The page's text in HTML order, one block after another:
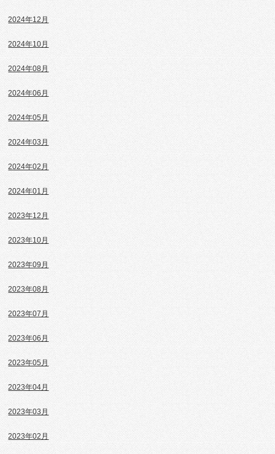
2024年12月
2024年10月
2024年08月
2024年06月
2024年05月
2024年03月
2024年02月
2024年01月
2023年12月
2023年10月
2023年09月
2023年08月
2023年07月
2023年06月
2023年05月
2023年04月
2023年03月
2023年02月